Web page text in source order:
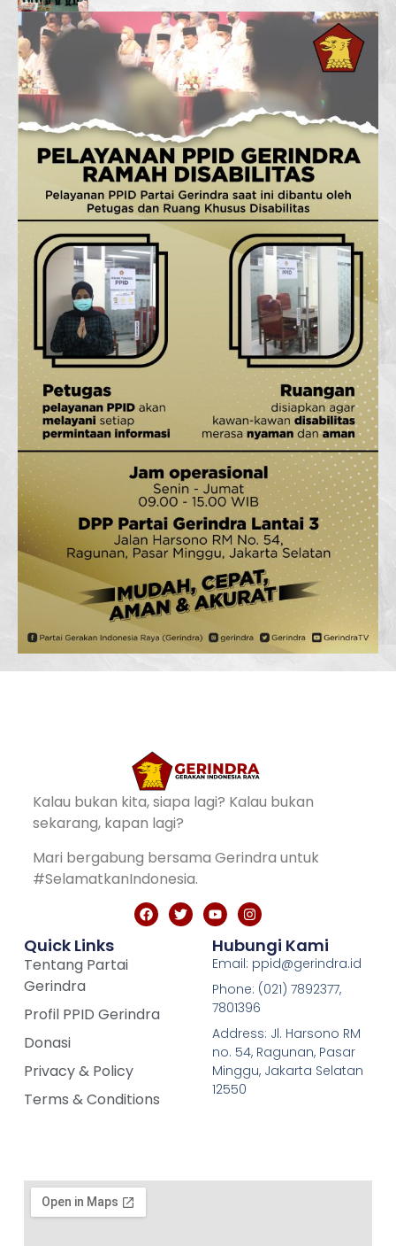
Kalau bukan kita, siapa lagi? Kalau bukan
sekarang, kapan lagi?
Mari bergabung bersama Gerindra untuk
#SelamatkanIndonesia.
Quick Links
Tentang Partai
Gerindra
Profil PPID Gerindra
Donasi
Privacy & Policy
Terms & Conditions
Hubungi Kami
Email: ppid@gerindra.id
Phone: (021) 7892377,
7801396
Address: Jl. Harsono RM
no. 54, Ragunan, Pasar
Minggu, Jakarta Selatan
12550